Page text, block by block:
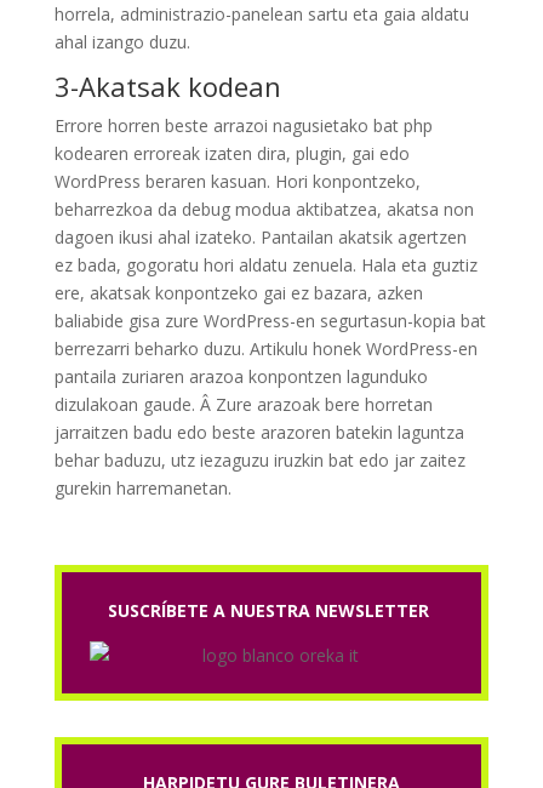
horrela, administrazio-panelean sartu eta gaia aldatu
ahal izango duzu.
3-Akatsak kodean
Errore horren beste arrazoi nagusietako bat php
kodearen erroreak izaten dira, plugin, gai edo
WordPress beraren kasuan. Hori konpontzeko,
beharrezkoa da debug modua aktibatzea, akatsa non
dagoen ikusi ahal izateko. Pantailan akatsik agertzen
ez bada, gogoratu hori aldatu zenuela. Hala eta guztiz
ere, akatsak konpontzeko gai ez bazara, azken
baliabide gisa zure WordPress-en segurtasun-kopia bat
berrezarri beharko duzu. Artikulu honek WordPress-en
pantaila zuriaren arazoa konpontzen lagunduko
dizulakoan gaude. Â Zure arazoak bere horretan
jarraitzen badu edo beste arazoren batekin laguntza
behar baduzu, utz iezaguzu iruzkin bat edo jar zaitez
gurekin harremanetan.
SUSCRÍBETE A NUESTRA NEWSLETTER
HARPIDETU GURE BULETINERA